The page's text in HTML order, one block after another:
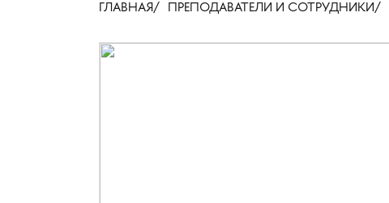
ГЛАВНАЯ ПРЕПОДАВАТЕЛИ И СОТРУДНИКИ